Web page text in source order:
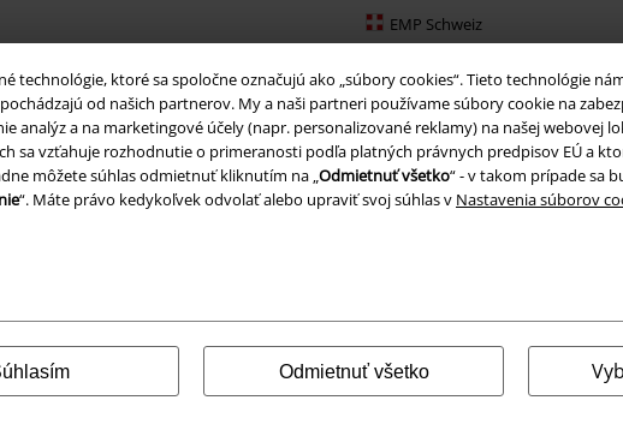
technológie, ktoré sa spoločne označujú ako „súbory cookies“. Tieto technológie
od našich partnerov. My a naši partneri používame súbory cookie na
analýz a na marketingové účely (napr. personalizované reklamy) na našej webovej
sa vzťahuje rozhodnutie o primeranosti podľa platných právnych predpisov EÚ a
môžete súhlas odmietnuť kliknutím na „ Odmietnuť všetko“ - v takom prípade sa
“. Máte právo kedykoľvek odvolať alebo upraviť svoj súhlas v Nastavenia súborov
Odmietnuť všetko
EMP Schweiz
EMP Sverige
Large Nederland
EMP Slovensko